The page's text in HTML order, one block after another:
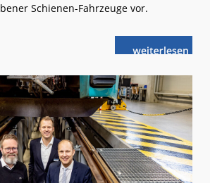
Schienen-Fahrzeuge vor.
weiterlese
ntechnotrans: